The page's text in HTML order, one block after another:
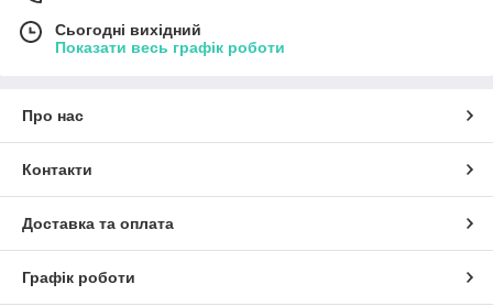
Сьогодні вихідний
Показати весь графік роботи
Про нас
Контакти
Доставка та оплата
Графік роботи